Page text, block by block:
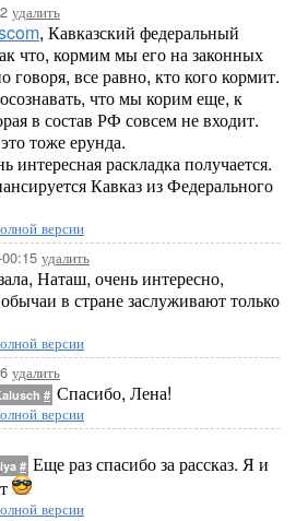
удалить
, Кавказский федеральный
что, кормим мы его на законных
говоря, все равно, кто кого кормит.
что мы корим еще, к
в состав РФ совсем не входит.
тоже ерунда.
интересная раскладка получается.
Кавказ из Федерального
версии
удалить
Наташ, очень интересно,
в стране заслуживают только
версии
удалить
# Спасибо, Лена!
версии
# Еще раз спасибо за рассказ. Я и
версии